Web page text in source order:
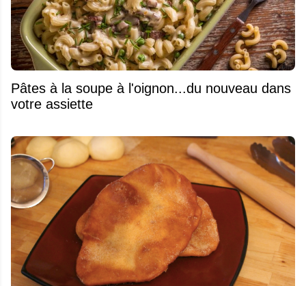
Pâtes à la soupe à l'oignon...du nouveau dans
votre assiette